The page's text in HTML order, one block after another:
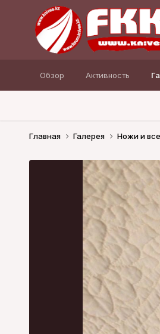
Обзор Активность
Главная Галерея Ножи и